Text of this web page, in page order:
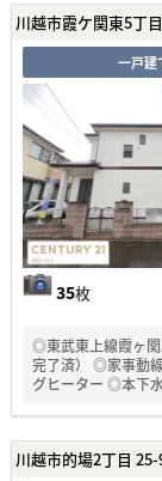
川越市霞ケ関東5丁
一戸建
35枚
◎東武東上線霞ヶ
完了済） ◎家事動
グヒーター ◎本下
川越市的場2丁目